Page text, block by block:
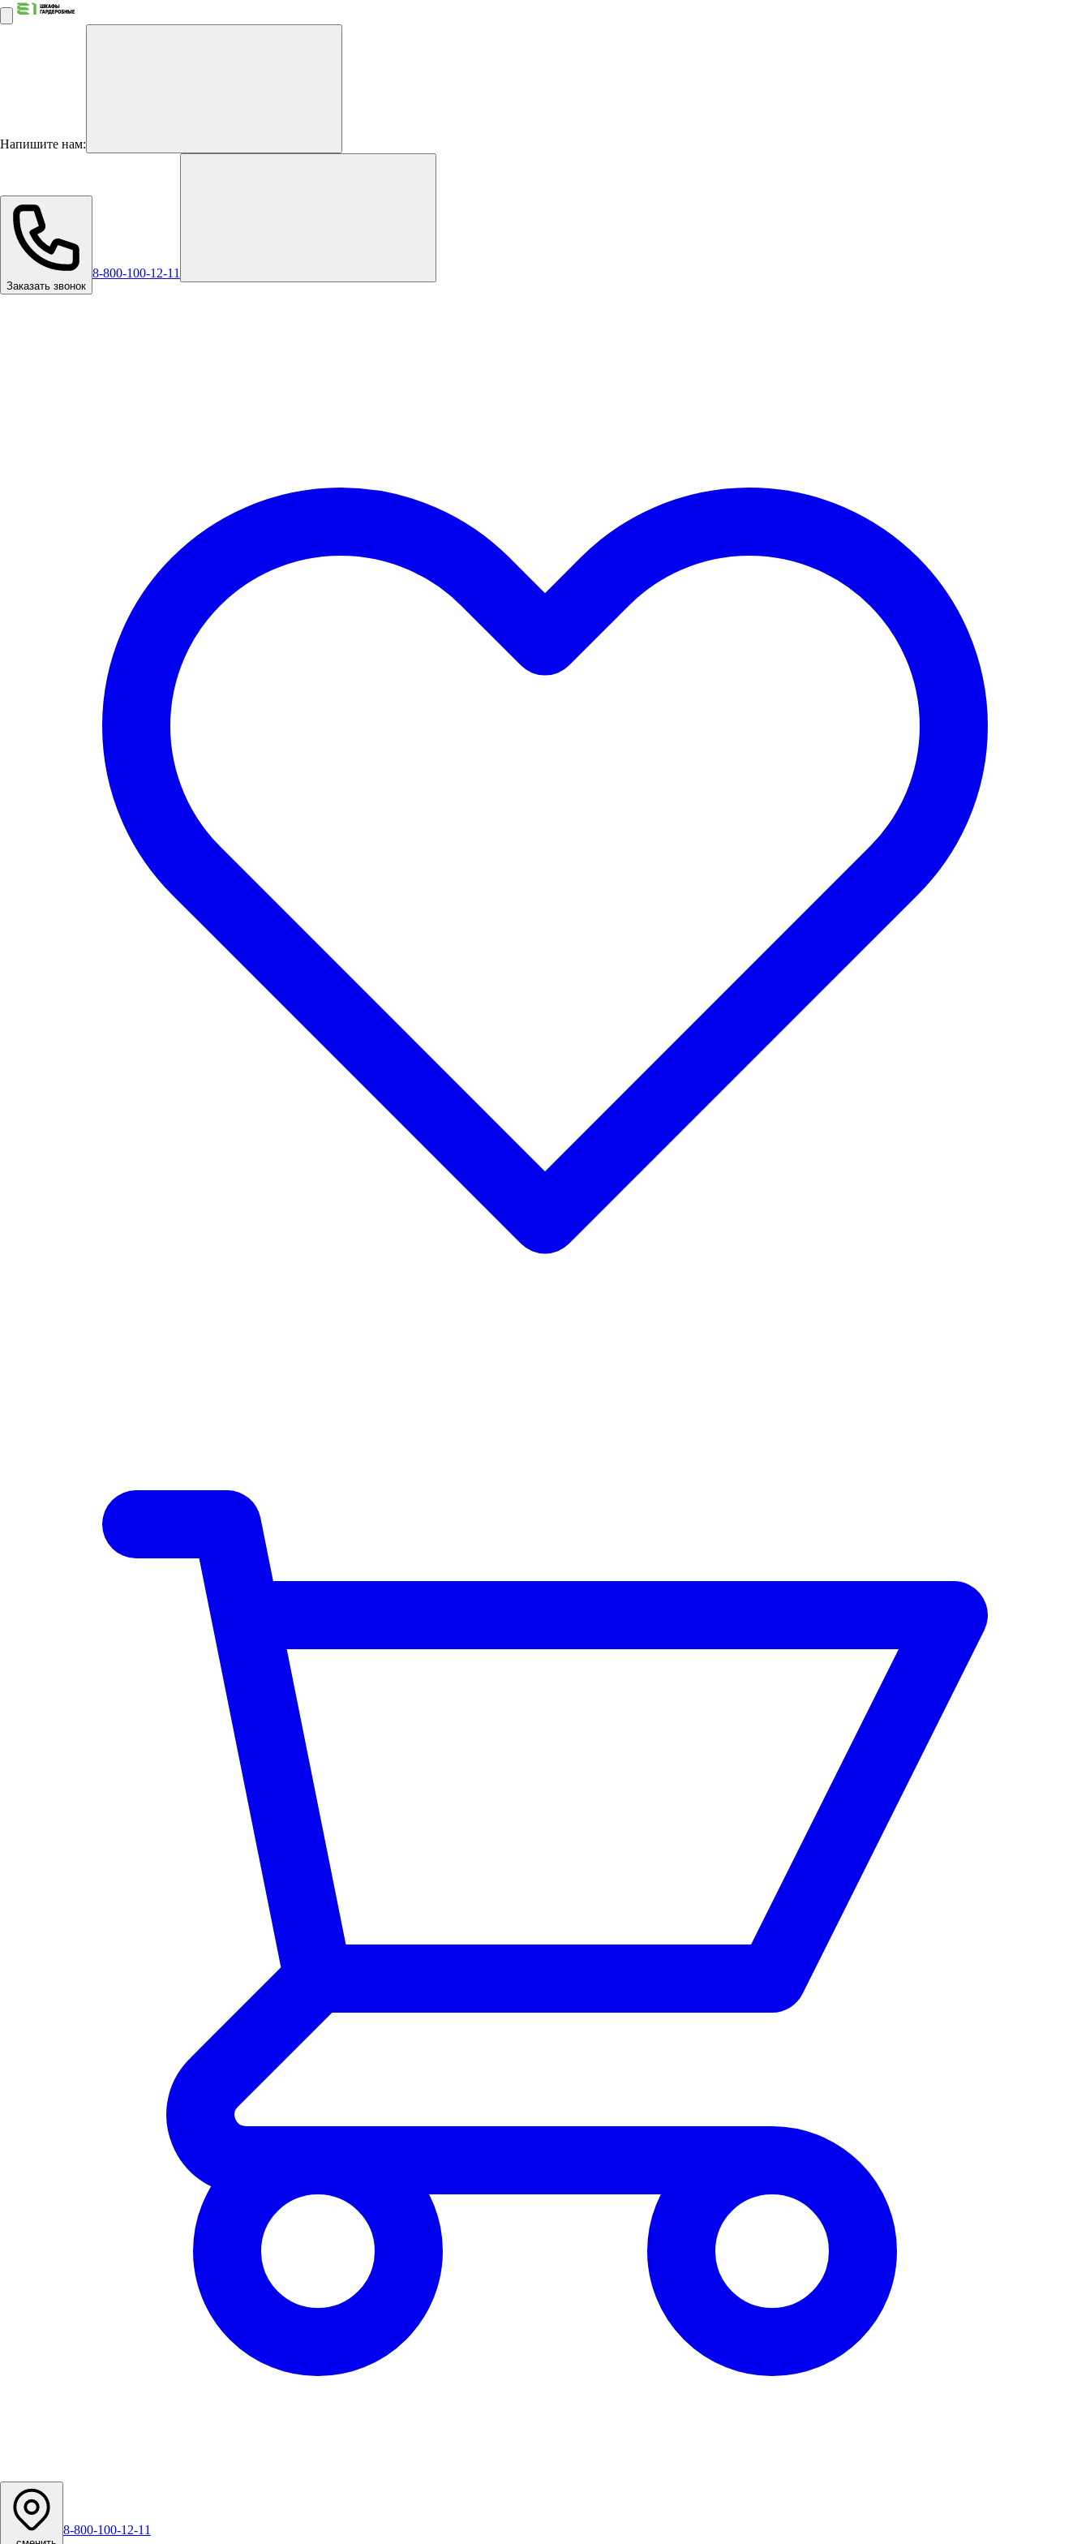
Напишите нам:
Заказать звонок
8-800-100-12-11
8-800-100-12-11